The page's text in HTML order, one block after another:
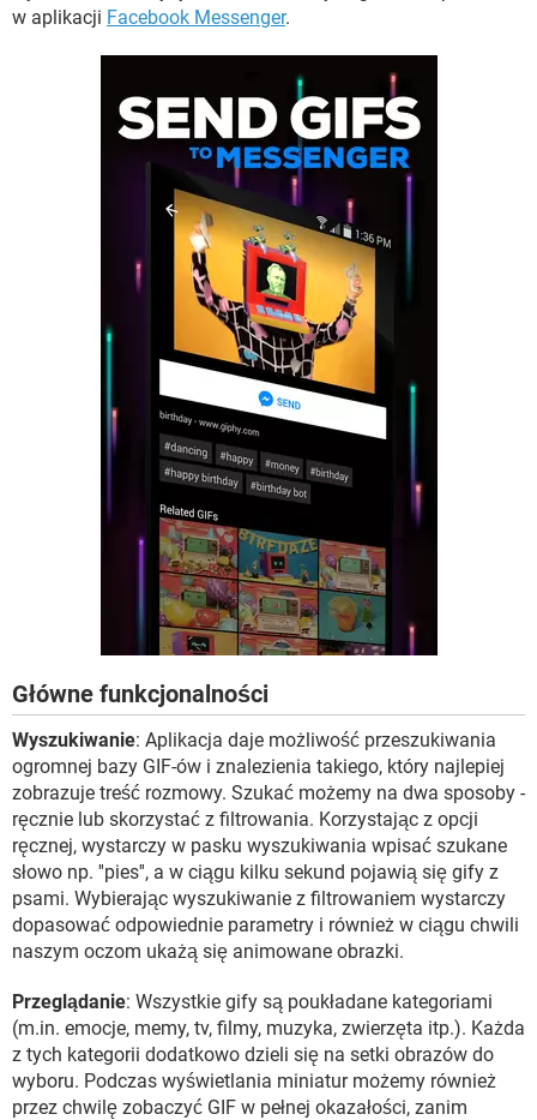
WINDOWS 10
w aplikacji Facebook Messenger.
Główne funkcjonalności
Wyszukiwanie: Aplikacja daje możliwość przeszukiwania
ogromnej bazy GIF-ów i znalezienia takiego, który najlepiej
zobrazuje treść rozmowy. Szukać możemy na dwa sposoby -
ręcznie lub skorzystać z filtrowania. Korzystając z opcji
ręcznej, wystarczy w pasku wyszukiwania wpisać szukane
słowo np. ''pies'', a w ciągu kilku sekund pojawią się gify z
psami. Wybierając wyszukiwanie z filtrowaniem wystarczy
dopasować odpowiednie parametry i również w ciągu chwili
naszym oczom ukażą się animowane obrazki.
Przeglądanie: Wszystkie gify są poukładane kategoriami
(m.in. emocje, memy, tv, filmy, muzyka, zwierzęta itp.). Każda
z tych kategorii dodatkowo dzieli się na setki obrazów do
wyboru. Podczas wyświetlania miniatur możemy również
przez chwilę zobaczyć GIF w pełnej okazałości, zanim